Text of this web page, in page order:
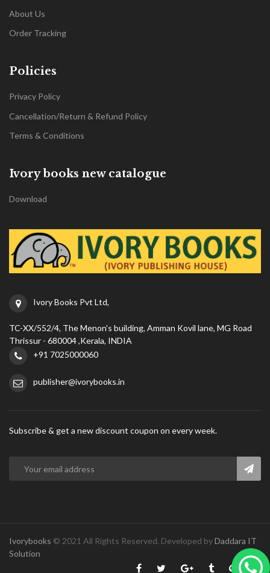
About Us
Order Tracking
Policies
Privacy Policy
Cancellation/Return & Refund Policy
Terms & Conditions
Ivory books new catalogue
Download
Ivory Books Pvt Ltd,
TC-XX/552/4, The Menon's building, Amman Kovil lane, MG Road
Thrissur - 680004 ,Kerala, INDIA
+91 7025000060
publisher@ivorybooks.in
Subscribe & get a new discount coupon on every week.
Ivorybooks © 2021 All Rights Reserved. Developed byDaddara IT
Solution